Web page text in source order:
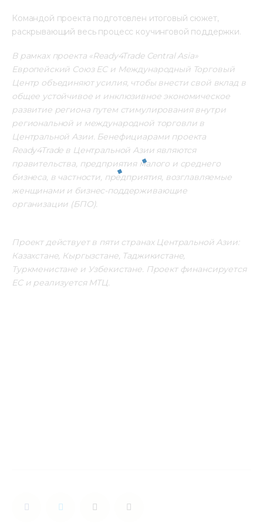
Командой проекта подготовлен итоговый сюжет,
раскрывающий весь процесс коучинговой поддержки.
В рамках проекта «Ready4Trade Central Asia»
Европейский Союз ЕС и Международный Торговый
Центр объединяют усилия, чтобы внести свой вклад в
общее устойчивое и инклюзивное экономическое
развитие региона путем стимулирования внутри
региональной и международной торговли в
Центральной Азии. Бенефициарами проекта
Ready4Trade в Центральной Азии являются
правительства, предприятия малого и среднего
бизнеса, в частности, предприятия, возглавляемые
женщинами и бизнес-поддерживающие
организации (БПО).
Проект действует в пяти странах Центральной Азии:
Казахстане, Кыргызстане, Таджикистане,
Туркменистане и Узбекистане. Проект финансируется
ЕС и реализуется МТЦ.